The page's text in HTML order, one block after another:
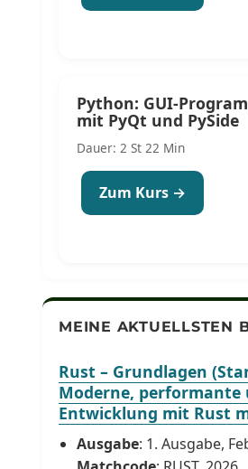
Python: GUI-
mit PyQt und PySide
Dauer: 2 St 22 Min
Zum Kurs →
MEINE AKTUELLSTEN
Rust – Grundlagen
Moderne, performante
Entwicklung mit Rust
Ausgabe: 1. Ausgabe,